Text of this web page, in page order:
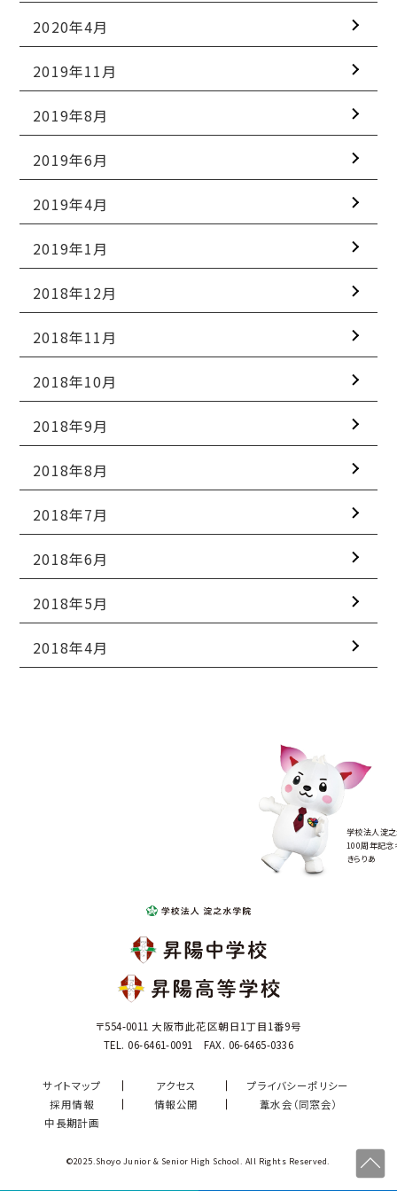
2020年4月
2019年11月
2019年8月
2019年6月
2019年4月
2019年1月
2018年12月
2018年11月
2018年10月
2018年9月
2018年8月
2018年7月
2018年6月
2018年5月
2018年4月
学校法人淀
100周年記念
きらりあ
〒554-0011 大阪市此花区朝日1丁目1番9号
TEL. 06-6461-0091 FAX. 06-6465-0336
サイトマップ アクセス
プライバシーポリシー
採用情報
情報公開
葦水会（同窓会）
中長期計画
©2025.Shoyo Junior & Senior High School. All Rights Reserved.